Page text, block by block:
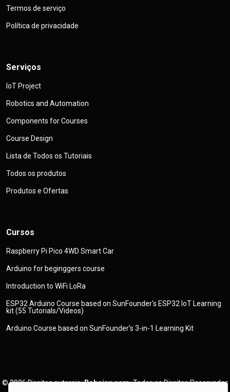
Termos de serviço
Política de privacidade
Serviços
IoT Project
Robotics and Automation
Components for Courses
Course Design
Lista de Todos os Tutoriais
Todos os produtos
Produtos e Ofertas
Cursos
Raspberry Pi Pico 4WD Smart Car
Arduino for beginggers course
Introduction to WiFi LoRa
ESP32 Arduino Course based on SunFounder's ESP32 IoT Learning
kit (55 Tutorials/Videos)
Arduino Course based on SunFounder's 3-in-1 Learning Kit
© 2026Direitos autorais Robojax.com Todos os Direitos Reservados